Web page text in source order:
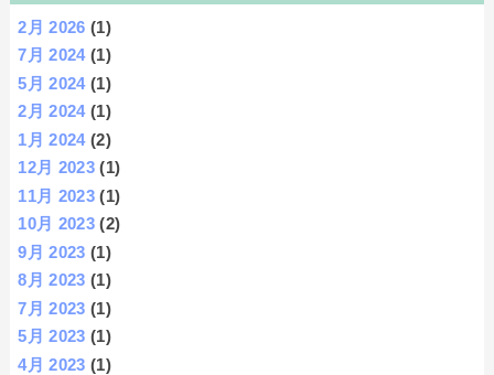
2月 2026 (1)
7月 2024(1)
5月 2024(1)
2月 2024(1)
1月 2024(2)
12月 2023 (1)
11月 2023 (1)
10月 2023 (2)
9月 2023 (1)
8月 2023 (1)
7月 2023 (1)
5月 2023 (1)
4月 2023 (1)